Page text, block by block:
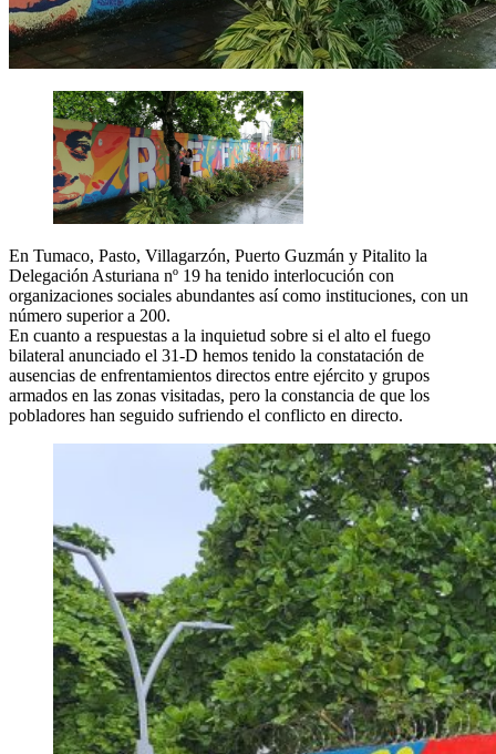
En Tumaco, Pasto, Villagarzón, Puerto Guzmán y Pitalito la
Delegación Asturiana nº 19 ha tenido interlocución con
organizaciones sociales abundantes así como instituciones, con un
número superior a 200.
En cuanto a respuestas a la inquietud sobre si el alto el fuego
bilateral anunciado el 31-D hemos tenido la constatación de
ausencias de enfrentamientos directos entre ejército y grupos
armados en las zonas visitadas, pero la constancia de que los
pobladores han seguido sufriendo el conflicto en directo.